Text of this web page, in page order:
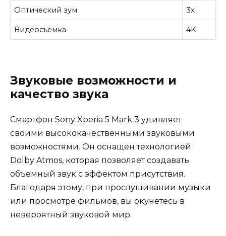
Оптический зум 3x
Видеосъемка 4K
Звуковые возможности и
качество звука
Смартфон Sony Xperia 5 Mark 3 удивляет
своими высококачественными звуковыми
возможностями. Он оснащен технологией
Dolby Atmos, которая позволяет создавать
объемный звук с эффектом присутствия.
Благодаря этому, при прослушивании музыки
или просмотре фильмов, вы окунетесь в
невероятный звуковой мир.